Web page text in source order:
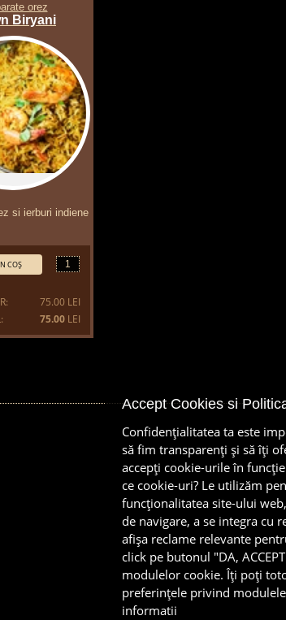
orez
Biryani
si ierburi indiene
75.00 LEI
75.00 LEI
COŞ
Accept Cookies si
Confidenţialitatea ta este
să fim transparenţi și să îţi
accepţi cookie-urile în
ce cookie-uri? Le utilizăm
funcţionalitatea site-ului
de navigare, a se integra cu
afişa reclame relevante
click pe butonul "DA,
modulelor cookie. Îţi poţi
preferinţele privind
informatii